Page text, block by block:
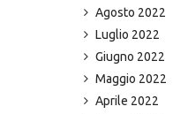
Agosto 2022
Luglio 2022
Giugno 2022
Maggio 2022
Aprile 2022